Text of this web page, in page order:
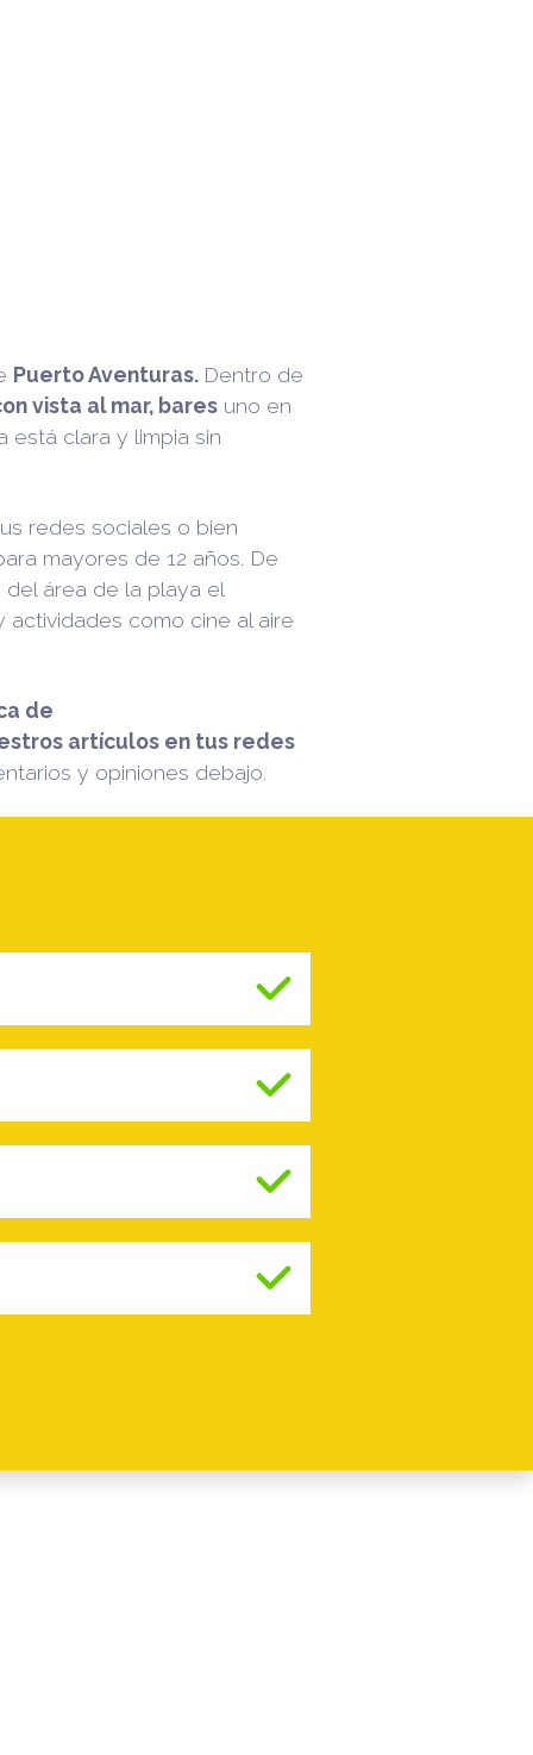
Puerto Aventuras. Dentro de
vista al mar, bares uno en
está clara y limpia sin
redes sociales o bien
mayores de 12 años. De
área de la playa el
como cine al aire
de
artículos en tus redes
y opiniones debajo.